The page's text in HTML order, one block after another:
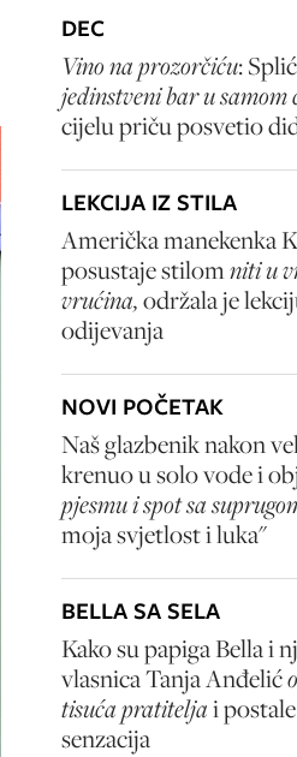
DEC
Vino na prozorčiću:
jedinstveni bar u samom
cijelu priču posvetio
LEKCIJA IZ STILA
Američka manekenka
posustaje stilomniti u
vrućina,održala je
odijevanja
NOVI POČETAK
Naš glazbenik nakon
krenuo u solo vode i
pjesmu i spot sa
moja svjetlost i luka"
BELLA SA SELA
Kako su papiga Bella i
vlasnica Tanja Anđelić
tisuća pratiteljai
senzacija